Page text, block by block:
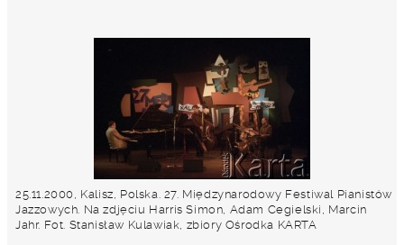
25.11.2000, Kalisz, Polska. 27. Międzynarodowy Festiwal Pianistów
Jazzowych. Na zdjęciu Harris Simon, Adam Cegielski, Marcin
Jahr. Fot. Stanisław Kulawiak, zbiory Ośrodka KARTA